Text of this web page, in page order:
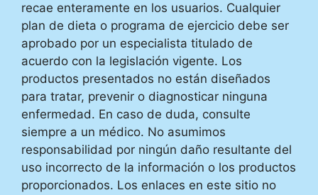
recae enteramente en los usuarios. Cualquier
plan de dieta o programa de ejercicio debe ser
aprobado por un especialista titulado de
acuerdo con la legislación vigente. Los
productos presentados no están diseñados
para tratar, prevenir o diagnosticar ninguna
enfermedad. En caso de duda, consulte
siempre a un médico. No asumimos
responsabilidad por ningún daño resultante del
uso incorrecto de la información o los productos
proporcionados. Los enlaces en este sitio no